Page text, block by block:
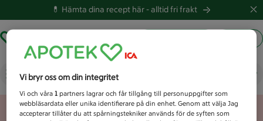
💊 Hämta dina recept här -alltid fri frakt
Vad letar du efter idag?
Unknown error
Vi bryr oss om din integritet
Vi och våra1 partners lagrar och får tillgång till personuppgifter som
webbläsardata eller unika identifierare på din enhet. Genom att välja Jag
accepterar tillåter du att spårningstekniker används för de syften som